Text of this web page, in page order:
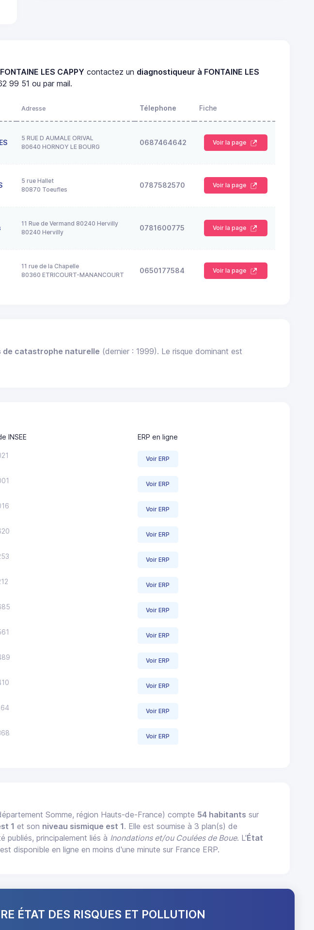
LES CAPPY contactez un diagnostiqueur à FONTAINE LES
99 51 ou par mail.
Adresse Télephone Fiche
5 RUE D AUMALE ORIVAL
80640 HORNOY LE BOURG
0687464642 Voir la page
5 rue Hallet
80870 Toeufles
0787582570 Voir la page
11 Rue de Vermand 80240 Hervilly
80240 Hervilly
0781600775 Voir la page
11 rue de la Chapelle
80360 ETRICOURT-MANANCOURT
0650177584 Voir la page
de catastrophe naturelle (dernier : 1999). Le risque dominant est
INSEE ERP en ligne
Voir ERP
Voir ERP
Voir ERP
Voir ERP
Voir ERP
Voir ERP
Voir ERP
Voir ERP
Voir ERP
Voir ERP
Voir ERP
Voir ERP
Somme, région Hauts-de-France) compte 54 habitants sur
1 et son niveau sismique est 1. Elle est soumise à 3 plan(s) de
publiés, principalement liés à Inondations et/ou Coulées de Boue. L'État
disponible en ligne en moins d'une minute sur France ERP.
ÉTAT DES RISQUES ET POLLUTION